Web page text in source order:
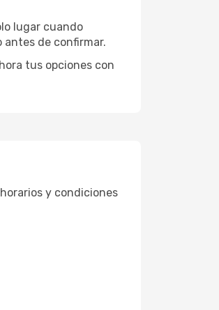
lugar cuando
antes de confirmar.
tus opciones con
y condiciones